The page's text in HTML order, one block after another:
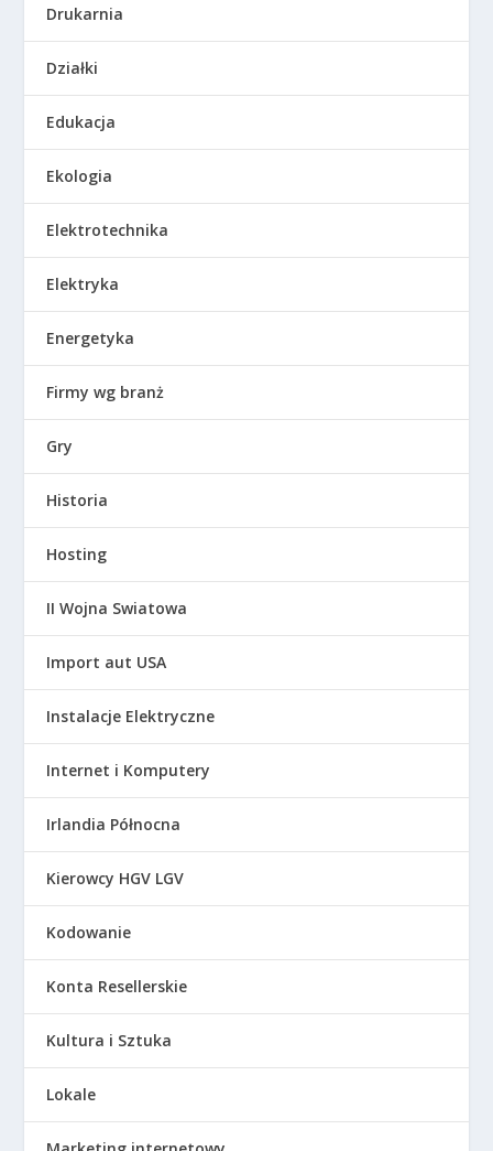
Drukarnia
Działki
Edukacja
Ekologia
Elektrotechnika
Elektryka
Energetyka
Firmy wg branż
Gry
Historia
Hosting
II Wojna Swiatowa
Import aut USA
Instalacje Elektryczne
Internet i Komputery
Irlandia Północna
Kierowcy HGV LGV
Kodowanie
Konta Resellerskie
Kultura i Sztuka
Lokale